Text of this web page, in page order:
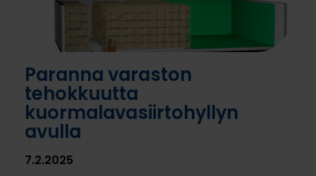
Paranna varaston
tehokkuutta
kuormalavasiirtohyllyn
avulla
7.2.2025